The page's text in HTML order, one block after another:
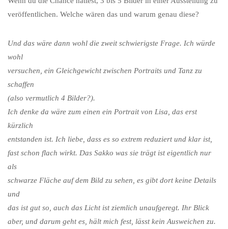
veröffentlichen. Welche wären das und warum genau diese?
Und das wäre dann wohl die zweit schwierigste Frage. Ich würde
wohl
versuchen, ein Gleichgewicht zwischen Portraits und Tanz zu
schaffen
(also vermutlich 4 Bilder?).
Ich denke da wäre zum einen ein Portrait von Lisa, das erst
kürzlich
entstanden ist. Ich liebe, dass es so extrem reduziert und klar ist,
fast schon flach wirkt. Das Sakko was sie trägt ist eigentlich nur
als
schwarze Fläche auf dem Bild zu sehen, es gibt dort keine Details
und
das ist gut so, auch das Licht ist ziemlich unaufgeregt. Ihr Blick
aber, und darum geht es, hält mich fest, lässt kein Ausweichen zu.